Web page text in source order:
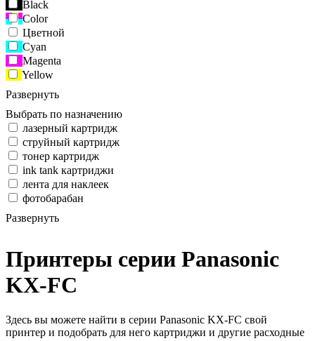
Black
Color
Цветной
Cyan
Magenta
Yellow
Развернуть
Выбрать по назначению
лазерный картридж
струйный картридж
тонер картридж
ink tank картриджи
лента для наклеек
фотобарабан
Развернуть
Принтеры серии Panasonic
KX-FC
Здесь вы можете найти в серии Panasonic KX-FC свой
принтер и подобрать для него картриджи и другие расходные